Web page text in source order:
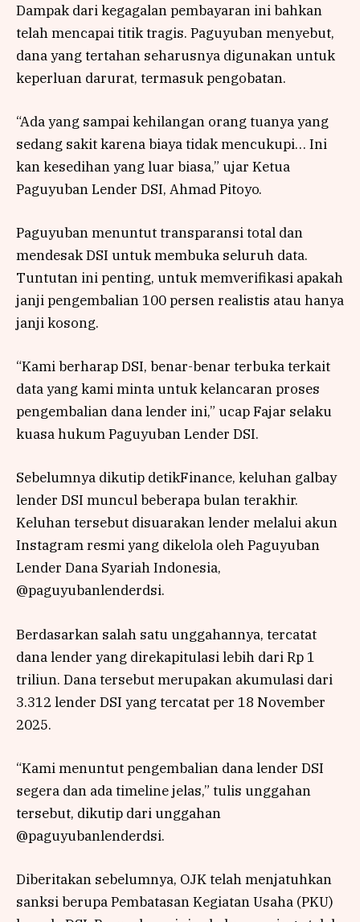
Dampak dari kegagalan pembayaran ini bahkan
telah mencapai titik tragis. Paguyuban menyebut,
dana yang tertahan seharusnya digunakan untuk
keperluan darurat, termasuk pengobatan.
“Ada yang sampai kehilangan orang tuanya yang
sedang sakit karena biaya tidak mencukupi… Ini
kan kesedihan yang luar biasa,” ujar Ketua
Paguyuban Lender DSI, Ahmad Pitoyo.
Paguyuban menuntut transparansi total dan
mendesak DSI untuk membuka seluruh data.
Tuntutan ini penting, untuk memverifikasi apakah
janji pengembalian 100 persen realistis atau hanya
janji kosong.
“Kami berharap DSI, benar-benar terbuka terkait
data yang kami minta untuk kelancaran proses
pengembalian dana lender ini,” ucap Fajar selaku
kuasa hukum Paguyuban Lender DSI.
Sebelumnya dikutip detikFinance, keluhan galbay
lender DSI muncul beberapa bulan terakhir.
Keluhan tersebut disuarakan lender melalui akun
Instagram resmi yang dikelola oleh Paguyuban
Lender Dana Syariah Indonesia,
@paguyubanlenderdsi.
Berdasarkan salah satu unggahannya, tercatat
dana lender yang direkapitulasi lebih dari Rp 1
triliun. Dana tersebut merupakan akumulasi dari
3.312 lender DSI yang tercatat per 18 November
2025.
“Kami menuntut pengembalian dana lender DSI
segera dan ada timeline jelas,” tulis unggahan
tersebut, dikutip dari unggahan
@paguyubanlenderdsi.
Diberitakan sebelumnya, OJK telah menjatuhkan
sanksi berupa Pembatasan Kegiatan Usaha (PKU)